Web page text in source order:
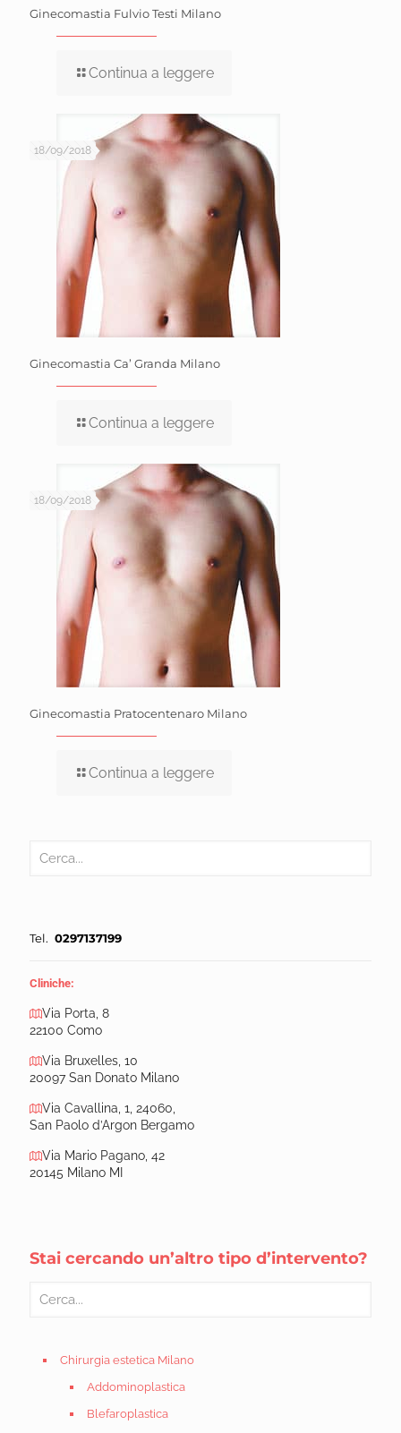
Ginecomastia Fulvio Testi Milano
Continua a leggere
18/09/2018
Ginecomastia Ca’ Granda Milano
Continua a leggere
18/09/2018
Ginecomastia Pratocentenaro Milano
Continua a leggere
Tel. 0297137199
Cliniche:
Via Porta, 8
22100 Como
Via Bruxelles, 10
20097 San Donato Milano
Via Cavallina, 1, 24060,
San Paolo d’Argon Bergamo
Via Mario Pagano, 42
20145 Milano MI
Stai cercando un’altro tipo d’intervento?
Chirurgia estetica Milano
Addominoplastica
Blefaroplastica